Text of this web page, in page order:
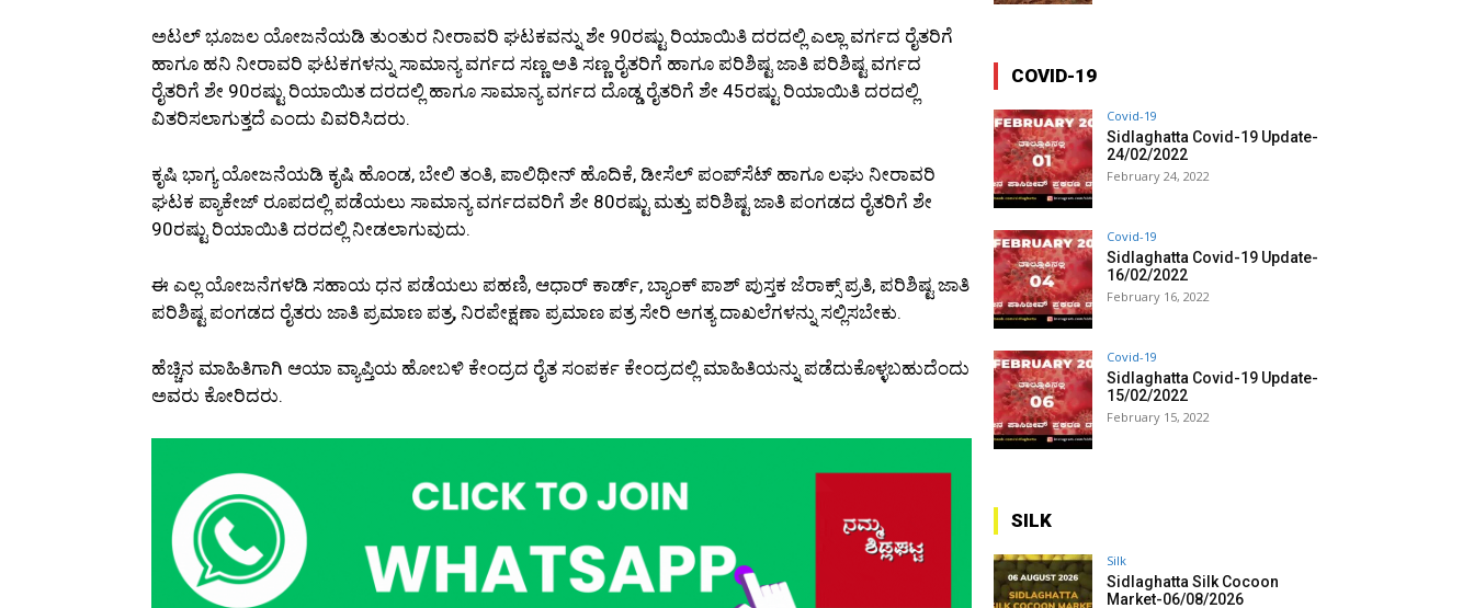
ಅಟಲ್ ಭೂಜಲ ಯೋಜನೆಯಡಿ ತುಂತುರ ನೀರಾವರಿ ಘಟಕವನ್ನು ಶೇ 90ರಷ್ಟು ರಿಯಾಯಿತಿ ದರದಲ್ಲಿ ಎಲ್ಲಾ ವರ್ಗದ ರೈತರಿಗೆ
ಹಾಗೂ ಹನಿ ನೀರಾವರಿ ಘಟಕಗಳನ್ನು ಸಾಮಾನ್ಯ ವರ್ಗದ ಸಣ್ಣ ಅತಿ ಸಣ್ಣ ರೈತರಿಗೆ ಹಾಗೂ ಪರಿಶಿಷ್ಟ ಜಾತಿ ಪರಿಶಿಷ್ಟ ವರ್ಗದ
ರೈತರಿಗೆ ಶೇ 90ರಷ್ಟು ರಿಯಾಯಿತ ದರದಲ್ಲಿ ಹಾಗೂ ಸಾಮಾನ್ಯ ವರ್ಗದ ದೊಡ್ಡ ರೈತರಿಗೆ ಶೇ 45ರಷ್ಟು ರಿಯಾಯಿತಿ ದರದಲ್ಲಿ
ವಿತರಿಸಲಾಗುತ್ತದೆ ಎಂದು ವಿವರಿಸಿದರು.
ಕೃಷಿ ಭಾಗ್ಯ ಯೋಜನೆಯಡಿ ಕೃಷಿ ಹೊಂಡ, ಬೇಲಿ ತಂತಿ, ಪಾಲಿಥೀನ್ ಹೊದಿಕೆ, ಡೀಸೆಲ್ ಪಂಪ್‌ಸೆಟ್ ಹಾಗೂ ಲಘು ನೀರಾವರಿ
ಘಟಕ ಪ್ಯಾಕೇಜ್ ರೂಪದಲ್ಲಿ ಪಡೆಯಲು ಸಾಮಾನ್ಯ ವರ್ಗದವರಿಗೆ ಶೇ 80ರಷ್ಟು ಮತ್ತು ಪರಿಶಿಷ್ಟ ಜಾತಿ ಪಂಗಡದ ರೈತರಿಗೆ ಶೇ
90ರಷ್ಟು ರಿಯಾಯಿತಿ ದರದಲ್ಲಿ ನೀಡಲಾಗುವುದು.
ಈ ಎಲ್ಲ ಯೋಜನೆಗಳಡಿ ಸಹಾಯ ಧನ ಪಡೆಯಲು ಪಹಣಿ, ಆಧಾರ್ ಕಾರ್ಡ್, ಬ್ಯಾಂಕ್ ಪಾಶ್ ಪುಸ್ತಕ ಜೆರಾಕ್ಸ್ ಪ್ರತಿ, ಪರಿಶಿಷ್ಟ ಜಾತಿ
ಪರಿಶಿಷ್ಟ ಪಂಗಡದ ರೈತರು ಜಾತಿ ಪ್ರಮಾಣ ಪತ್ರ, ನಿರಪೇಕ್ಷಣಾ ಪ್ರಮಾಣ ಪತ್ರ ಸೇರಿ ಅಗತ್ಯ ದಾಖಲೆಗಳನ್ನು ಸಲ್ಲಿಸಬೇಕು.
ಹೆಚ್ಚಿನ ಮಾಹಿತಿಗಾಗಿ ಆಯಾ ವ್ಯಾಪ್ತಿಯ ಹೋಬಳಿ ಕೇಂದ್ರದ ರೈತ ಸಂಪರ್ಕ ಕೇಂದ್ರದಲ್ಲಿ ಮಾಹಿತಿಯನ್ನು ಪಡೆದುಕೊಳ್ಳಬಹುದೆಂದು
ಅವರು ಕೋರಿದರು.
COVID-19
Covid-19
Sidlaghatta Covid-19 Update-
24/02/2022
February 24, 2022
Covid-19
Sidlaghatta Covid-19 Update-
16/02/2022
February 16, 2022
Covid-19
Sidlaghatta Covid-19 Update-
15/02/2022
February 15, 2022
SILK
Silk
Sidlaghatta Silk Cocoon
Market-06/08/2026